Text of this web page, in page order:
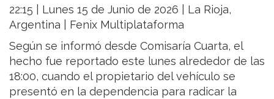
22:15 | Lunes 15 de Junio de 2026 | La Rioja,
Argentina | Fenix Multiplataforma
Según se informó desde Comisaría Cuarta, el
hecho fue reportado este lunes alrededor de las
18:00, cuando el propietario del vehículo se
presentó en la dependencia para radicar la